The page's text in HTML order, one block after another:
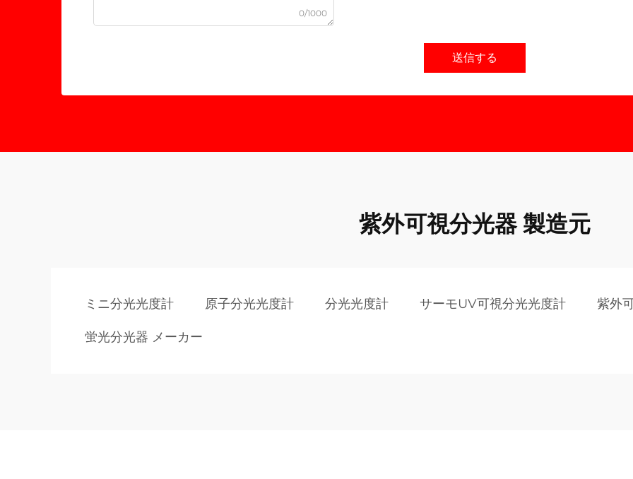
0/1000
送信する
紫外可視分光器 製造元
ミニ分光光度計 原子分光光度計 分光光度計 サーモUV可視分光光度計 紫外
蛍光分光器 メーカー